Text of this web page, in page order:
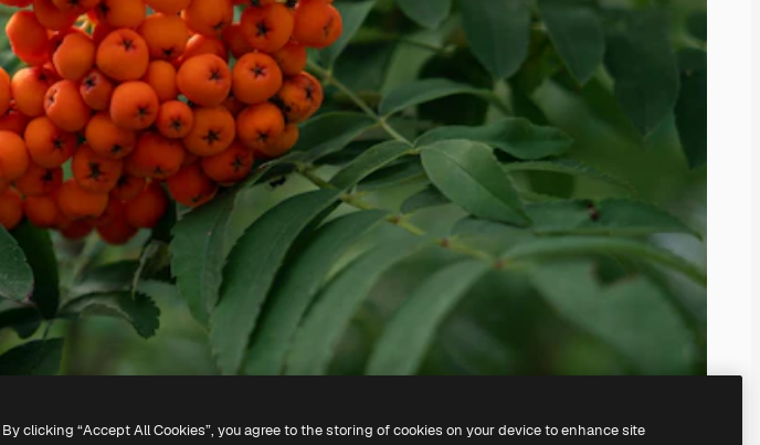
By clicking “Accept All Cookies”, you agree to the storing of cookies on your device to enhance site